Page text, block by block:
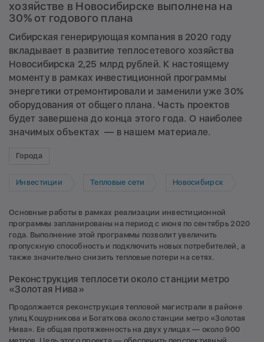
хозяйстве в Новосибирске выполнена на
30% от годового плана
Сибирская генерирующая компания в 2020 году
вкладывает в развитие теплосетевого хозяйства
Новосибирска 2,25 млрд рублей. К настоящему
моменту в рамках инвестиционной программы
энергетики отремонтировали и заменили уже 30%
оборудования от общего плана. Часть проектов
будет завершена до конца этого года. О наиболее
значимых объектах — в нашем материале.
Города
Инвестиции Тепловые сети Новосибирск
Основные работы в рамках реализации инвестиционной
программы запланированы на период с июня по сентябрь 2020
года. Выполнение этой программы позволит увеличить
пропускную способность и подключить новых потребителей, а
также значительно снизить тепловые потери на сетях.
Реконструкция теплосети около станции метро
«Золотая Нива»
Продолжается реконструкция тепловой магистрали в районе
улиц Кошурникова и Богаткова около станции метро «Золотая
Нива». Ее общая протяженность на двух улицах — около 900